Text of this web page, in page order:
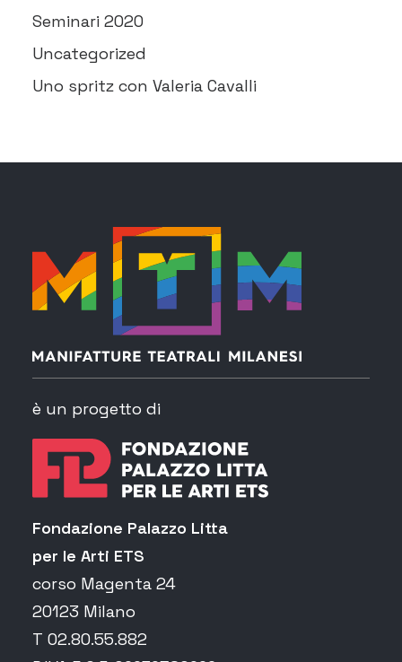
Seminari 2020
Uncategorized
Uno spritz con Valeria Cavalli
è un progetto di
Fondazione Palazzo Litta
per le Arti ETS
corso Magenta 24
20123 Milano
T 02.80.55.882